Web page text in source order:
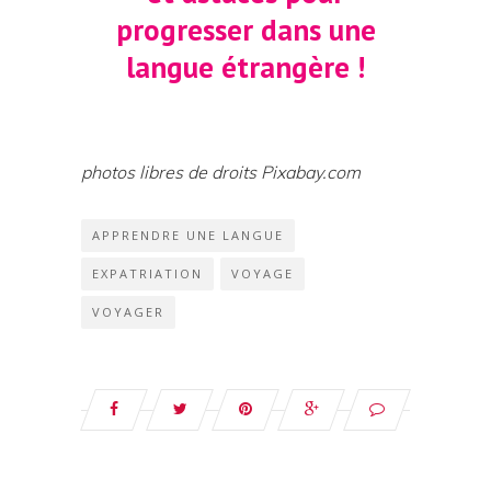
progresser dans une
langue étrangère !
photos libres de droits Pixabay.com
APPRENDRE UNE LANGUE
EXPATRIATION VOYAGE
VOYAGER